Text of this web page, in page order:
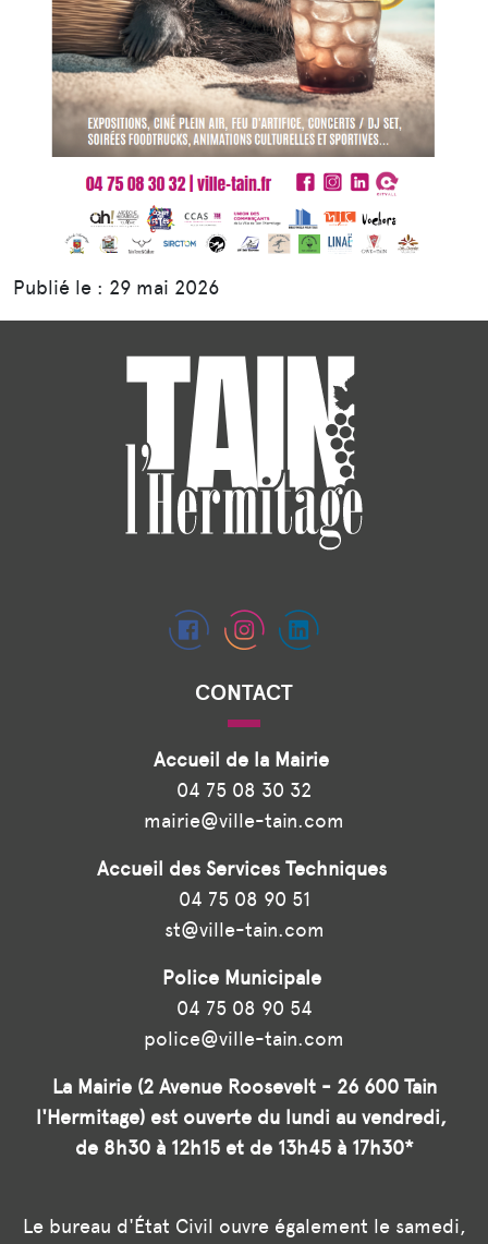
Publié le : 29 mai 2026
CONTACT
Accueil de la Mairie
04 75 08 30 32
mairie@ville-tain.com
Accueil des Services Techniques
04 75 08 90 51
st@ville-tain.com
Police Municipale
04 75 08 90 54
police@ville-tain.com
La Mairie (2 Avenue Roosevelt - 26 600 Tain
l'Hermitage) est ouverte du lundi au vendredi,
de 8h30 à 12h15 et de 13h45 à 17h30*
Le bureau d'État Civil ouvre également le samedi,